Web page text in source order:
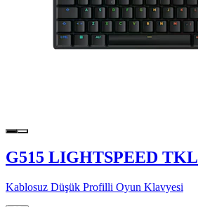
G515 LIGHTSPEED TKL
Kablosuz Düşük Profilli Oyun Klavyesi